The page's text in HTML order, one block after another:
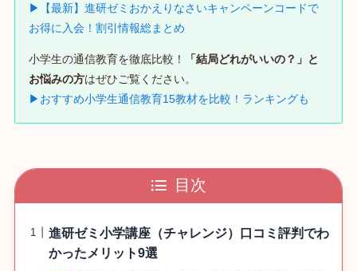
▶【最新】進研ゼミおかえりなさいキャンペーンコードで
お得に入会！割引情報総まとめ
小学生の通信教育を徹底比較！
「結局どれがいいの？」と
お悩みの方はぜひご覧ください。
▶おすすめ小学生通信教育15教材を比較！ランキングも
目次
進研ゼミ小学講座（チャレンジ）口コミ評判でわ
かったメリット9選